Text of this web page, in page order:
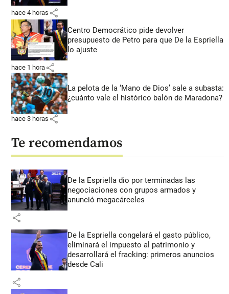
hace 4 horas share
Centro Democrático pide devolver
presupuesto de Petro para que De la Espriella
lo ajuste
hace 1 hora share
La pelota de la ‘Mano de Dios’ sale a subasta:
¿cuánto vale el histórico balón de Maradona?
hace 3 horas share
Te recomendamos
De la Espriella dio por terminadas las
negociaciones con grupos armados y
anunció megacárceles
share
De la Espriella congelará el gasto público,
eliminará el impuesto al patrimonio y
desarrollará el fracking: primeros anuncios
desde Cali
share